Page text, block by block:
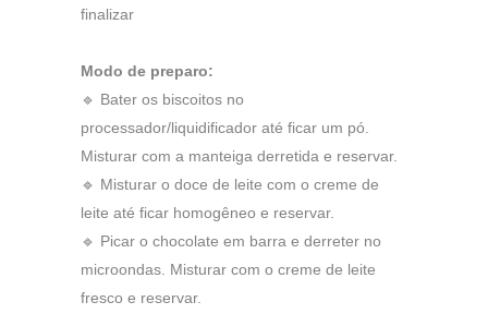
finalizar
Modo de preparo:
🔹 Bater os biscoitos no
processador/liquidificador até ficar um pó.
Misturar com a manteiga derretida e reservar.
🔹 Misturar o doce de leite com o creme de
leite até ficar homogêneo e reservar.
🔹 Picar o chocolate em barra e derreter no
microondas. Misturar com o creme de leite
fresco e reservar.